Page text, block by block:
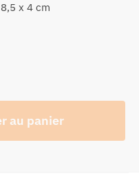
x 4 cm
au panier